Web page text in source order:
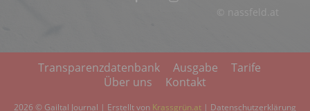
© nassfeld.at
Transparenzdatenbank Ausgabe
Tarife
Über uns
Kontakt
2026 © Gailtal Journal | Erstellt von Krassgrün.at | Datenschutzerklärung